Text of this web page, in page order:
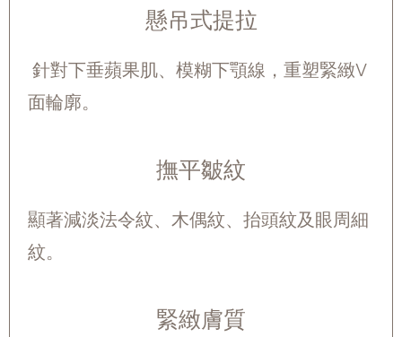
懸吊式提拉
針對下垂蘋果肌、模糊下顎線，重塑緊緻V
面輪廓。
撫平皺紋
顯著減淡法令紋、木偶紋、抬頭紋及眼周細
紋。
緊緻膚質